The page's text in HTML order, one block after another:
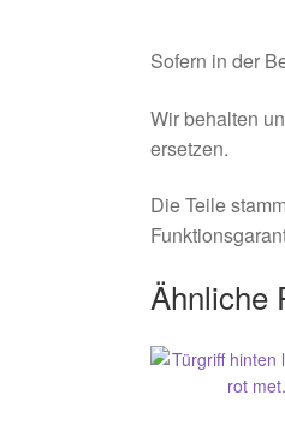
Sofern in der
Wir behalten
ersetzen.
Die Teile
Ähnliche